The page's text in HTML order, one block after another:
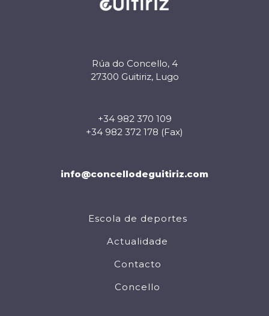
Rúa do Concello, 4
27300 Guitiriz, Lugo
+34 982 370 109
+34 982 372 178 (Fax)
info@concellodeguitiriz.com
Escola de deportes
Actualidade
Contacto
Concello